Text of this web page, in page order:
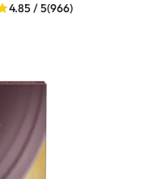
4.85 / 5(966)